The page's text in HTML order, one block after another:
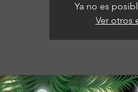
Ya no es
Ver otros